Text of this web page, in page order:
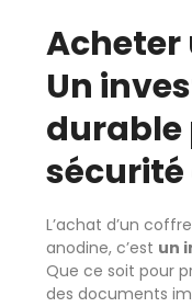
Un
durable
sécurité
L’achat d’un
anodine, c’est un
Que ce soit pour
des documents